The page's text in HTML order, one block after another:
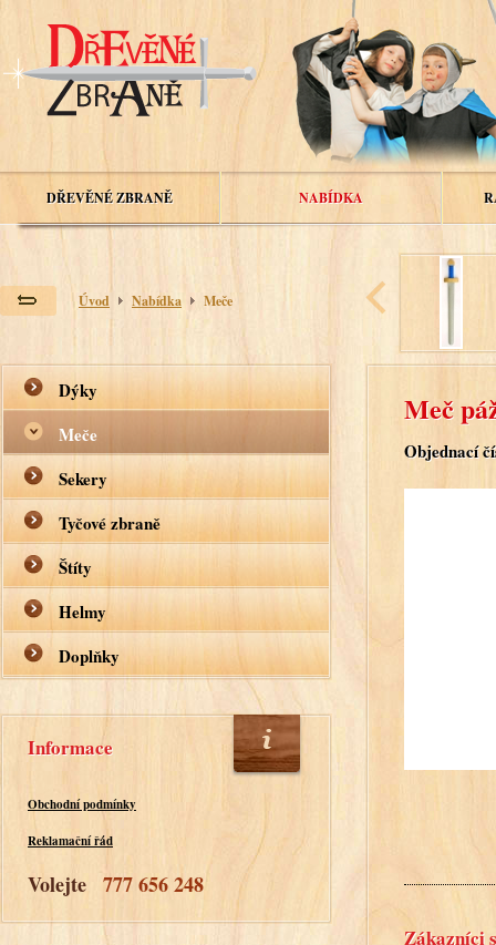
DŘEVĚNÉ ZBRANĚ NABÍDKA
Úvod Nabídka Meče
Dýky
Meče
Sekery
Tyčové zbraně
Štíty
Helmy
Doplňky
Informace
Obchodní podmínky
Reklamační řád
Volejte 777 656 248
Meč
Objednací
Zákazníci